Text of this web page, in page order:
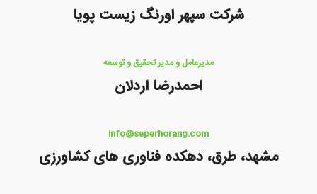
شرکت سپهر اورنگ زیست پویا
مدیرعامل و مدیر تحقیق و توسعه
احمدرضا اردلان
info@seperhorang.com
مشهد، طرق، دهکده فناوری های کشاورزی